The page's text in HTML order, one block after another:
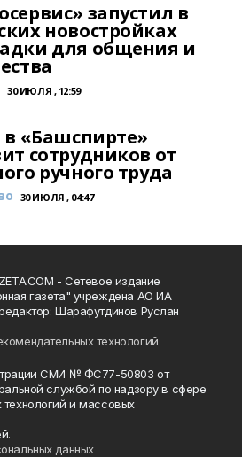
запустил в
новостройках
для общения и
30 ИЮЛЯ , 12:59
в «Башспирте»
сотрудников от
ручного труда
30 ИЮЛЯ , 04:47
- Сетевое издание
газета" учреждена АО ИА
Шарафутдинов Руслан
технологий
СМИ № ФС77-50803 от
службой по надзору в сфере
и массовых
данных